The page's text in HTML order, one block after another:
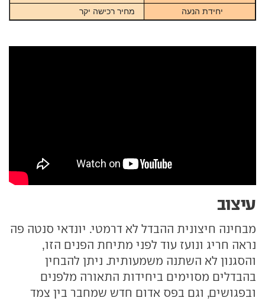
יחידת הנעה
מחיר רכישה יקר
עיצוב
מבחינה חיצונית ההבדל לא דרמטי. יונדאי סנטה פה
נראה חריג ונועז עוד לפני מתיחת הפנים הזו,
והסגנון לא השתנה משמעותית. ניתן להבחין
בהבדלים מסוימים ביחידות התאורה מלפנים
ובפגושים, וגם בפס אדום חדש שמחבר בין צמד